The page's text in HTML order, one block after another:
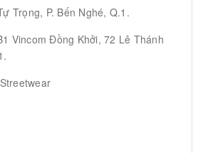
Trọng, P. Bến Nghé, Q.1.
Vincom Đồng Khởi, 72 Lê Thánh